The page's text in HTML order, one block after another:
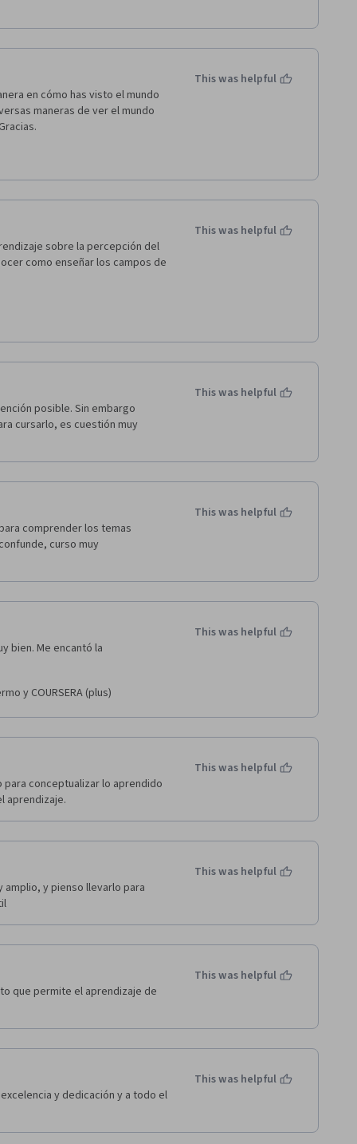
en cómo has visto el mundo
maneras de ver el mundo
This was helpful
sobre la percepción del
como enseñar los campos de
This was helpful
posible. Sin embargo
cursarlo, es cuestión muy
This was helpful
comprender los temas
curso muy
This was helpful
bien. Me encantó la
y COURSERA (plus)
This was helpful
conceptualizar lo aprendido
aprendizaje.
This was helpful
y pienso llevarlo para
This was helpful
que permite el aprendizaje de
This was helpful
y dedicación y a todo el
This was helpful